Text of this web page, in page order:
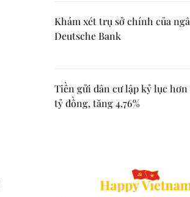
Khám xét trụ sở chính của
Deutsche Bank
Tiền gửi dân cư lập kỷ lục hơn
tỷ đồng, tăng 4,76%